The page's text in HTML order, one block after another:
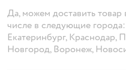
Да, можем доставить
числе в следующие
Екатеринбург, Краснодар,
Новгород, Воронеж,